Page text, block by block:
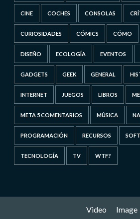
CINE COCHES CONSOLAS
CURIOSIDADES CÓMICS CÓMO
DISEÑO ECOLOGÍA EVENTOS
GADGETS GEEK GENERAL
INTERNET JUEGOS LIBROS
META 5 COMENTARIOS MÚSICA
PROGRAMACIÓN RECURSOS
TECNOLOGÍA TV WTF?
Video Image